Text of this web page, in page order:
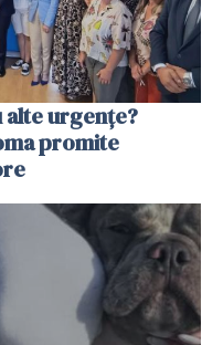
alte urgențe?
promite